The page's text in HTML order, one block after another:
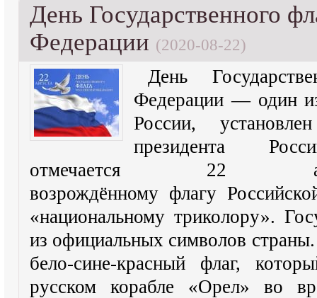
День Государственного
Федерации (2020-08-22)
День
Федерации — один
России,
президента
отмечается 22
возрождённому флагу
«национальному триколору».
из официальных символов
бело-сине-красный флаг,
русском корабле «Орел» во